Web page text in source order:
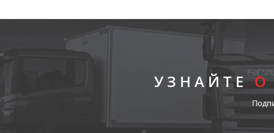
УЗНАЙТЕО